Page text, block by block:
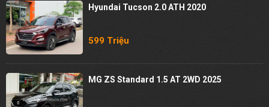
Hyundai Tucson 2.0 ATH 2020
599 Triệu
MG ZS Standard 1.5 AT 2WD 2025